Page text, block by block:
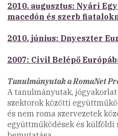
2010. augusztus: Nyári
macedón és szerb
2010. június: Dnyeszter
2007: Civil Belépő
Tanulmányutak a RomaNet
A tanulmányutak,
szektorok közötti
és nem roma szervezetek
együttműködések és külföldi